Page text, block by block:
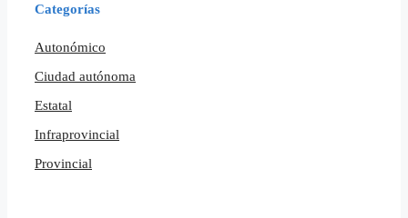
Categorías
Autonómico
Ciudad autónoma
Estatal
Infraprovincial
Provincial